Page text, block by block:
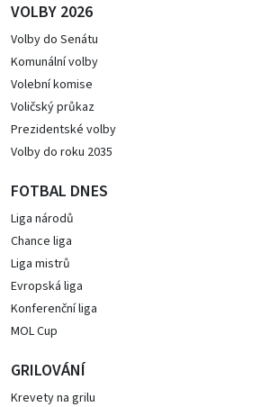
VOLBY 2026
Volby do Senátu
Komunální volby
Volební komise
Voličský průkaz
Prezidentské volby
Volby do roku 2035
FOTBAL DNES
Liga národů
Chance liga
Liga mistrů
Evropská liga
Konferenční liga
MOL Cup
GRILOVÁNÍ
Krevety na grilu